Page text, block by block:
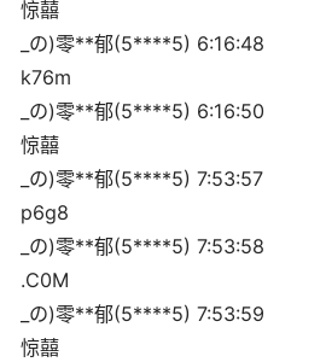
惊囍
_の)零**郁(5****5) 6:16:48
k76m
_の)零**郁(5****5) 6:16:50
惊囍
_の)零**郁(5****5) 7:53:57
p6g8
_の)零**郁(5****5) 7:53:58
.C0M
_の)零**郁(5****5) 7:53:59
惊囍